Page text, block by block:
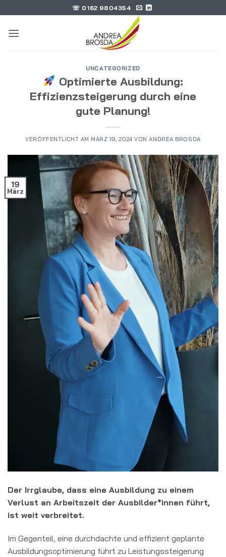
Inhalt
springen
☏ 0162 9804354
UNCATEGORIZED
Optimierte Ausbildung:
Effizienzsteigerung durch eine
gute Planung!
VERÖFFENTLICHT AM MÄRZ 19, 2024 VONANDREA BROSDA
19
März
Der Irrglaube, dass eine Ausbildung zu einem
Verlust an Arbeitszeit der Ausbilder*innen führt,
ist weit verbreitet.
Im Gegenteil, eine durchdachte und effizient geplante
Ausbildungsoptimierung führt zu Leistungssteigerung